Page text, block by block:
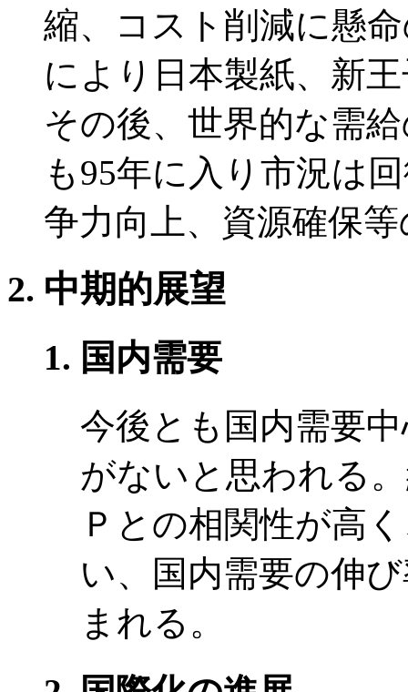
縮、コスト削減に懸
により日本製紙、新
その後、世界的な需
も95年に入り市況は
争力向上、資源確保
中期的展望
国内需要
今後とも国内需要
がないと思われる
Ｐとの相関性が高
い、国内需要の伸
まれる。